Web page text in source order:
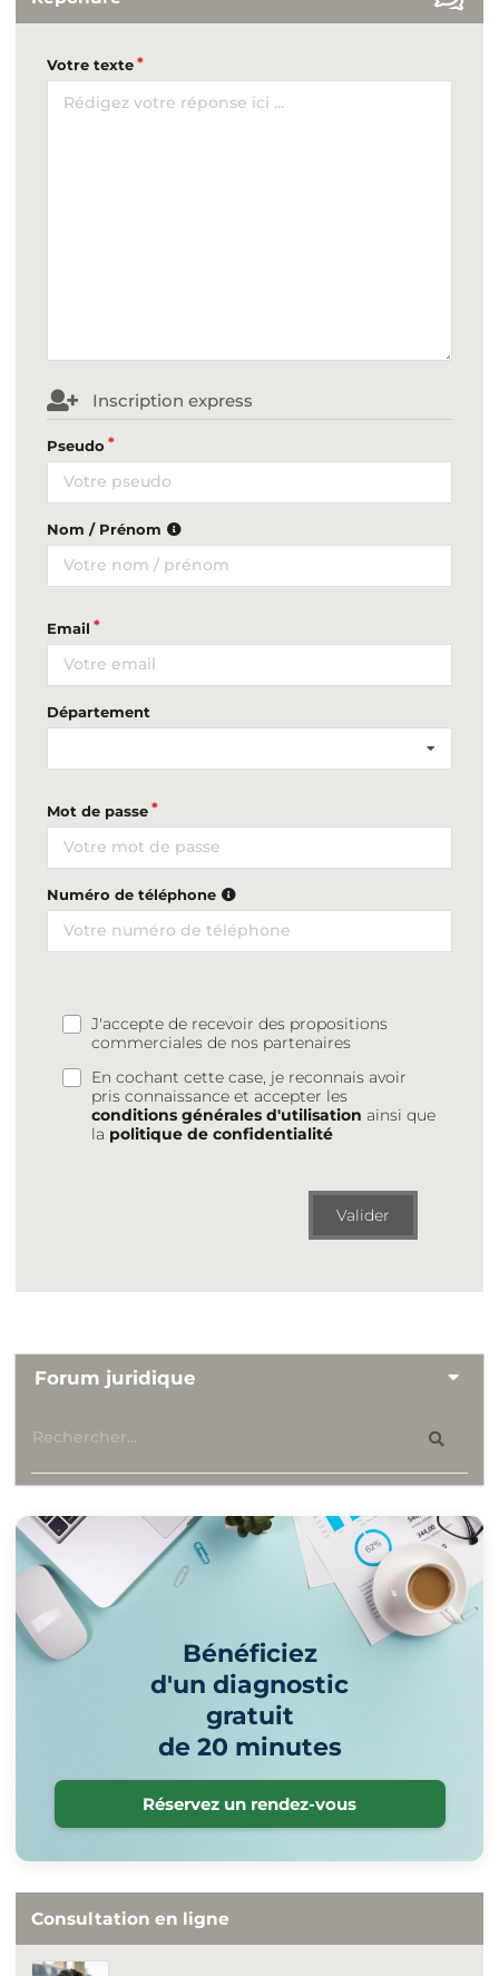
Votre texte
Inscription express
Pseudo
Nom / Prénom
Email
Département
Mot de passe
Numéro de téléphone
J'accepte de recevoir des propositions
commerciales de nos partenaires
En cochant cette case, je reconnais avoir
pris connaissance et accepter les
conditions générales d'utilisation ainsi que
la politique de confidentialité
Valider
Forum juridique
Bénéficiez
d'un diagnostic
gratuit
de 20 minutes
Réservez un rendez-vous
Consultation en ligne